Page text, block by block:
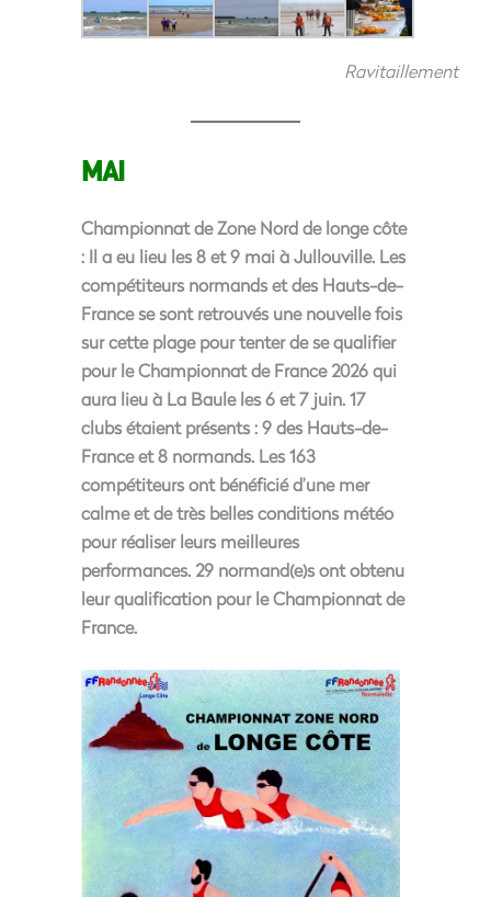
Ravitaillement
MAI
Championnat de Zone Nord de longe côte
: Il a eu lieu les 8 et 9 mai à Jullouville. Les
compétiteurs normands et des Hauts-de-
France se sont retrouvés une nouvelle fois
sur cette plage pour tenter de se qualifier
pour le Championnat de France 2026 qui
aura lieu à La Baule les 6 et 7 juin. 17
clubs étaient présents : 9 des Hauts-de-
France et 8 normands. Les 163
compétiteurs ont bénéficié d’une mer
calme et de très belles conditions météo
pour réaliser leurs meilleures
performances. 29 normand(e)s ont obtenu
leur qualification pour le Championnat de
France.